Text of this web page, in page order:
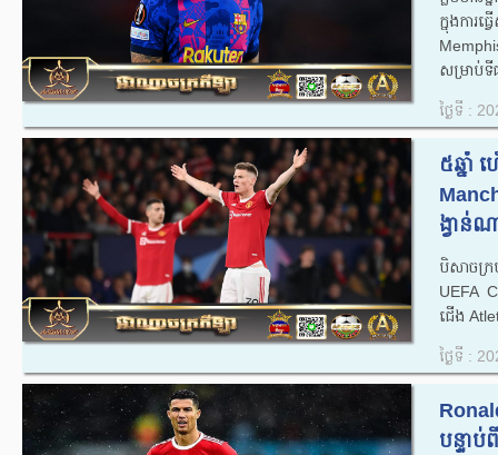
ក្នុងការ
សម្រាប់ទី
ថ្ងៃទី :
៥ឆ្នាំ
ង្វាន់
បិសាចក្រ
UEFA
ជើង
ថ្ងៃទី :
បន្ទា